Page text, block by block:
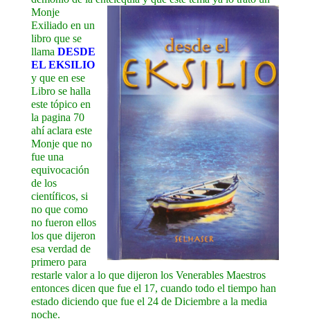
Monje
Exiliado en un
libro que se
llama DESDE
EL EKSILIO
y que en ese
Libro se halla
este tópico en
la pagina 70
ahí aclara este
Monje que no
fue una
equivocación
de los
científicos, si
no que como
no fueron ellos
los que dijeron
esa verdad de
primero para
restarle valor a lo que dijeron los Venerables Maestros
entonces dicen que fue el 17, cuando todo el tiempo han
estado diciendo que fue el 24 de Diciembre a la media
noche.